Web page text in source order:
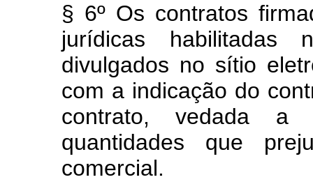
§ 6º Os contratos
jurídicas
divulgados no sítio
com a indicação do
contrato, vedada a
quantidades que
comercial.